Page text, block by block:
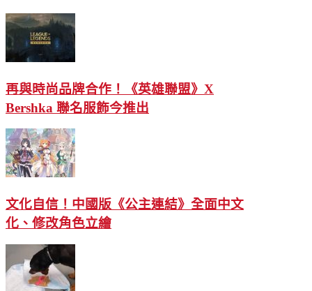
再與時尚品牌合作！《英雄聯盟》X
Bershka 聯名服飾今推出
文化自信！中國版《公主連結》全面中文
化、修改角色立繪